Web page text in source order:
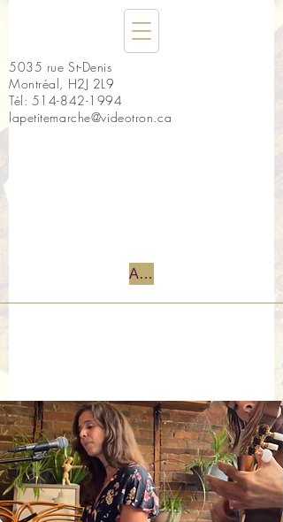
5035 rue St-Denis
Montréal, H2J 2L9
Tél: 514-842-1994
lapetitemarche@videotron.ca
Accueil